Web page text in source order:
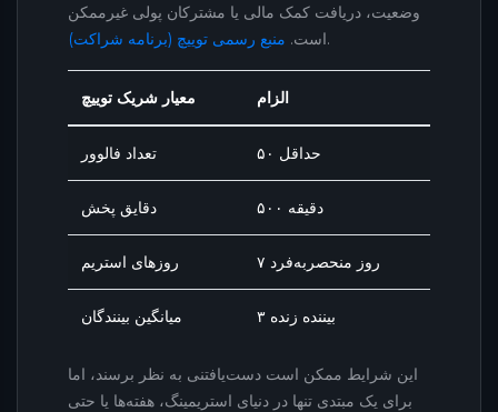
وضعیت، دریافت کمک مالی یا مشترکان پولی غیرممکن
است. منبع رسمی توییچ (برنامه شراکت) .
معیار شریک توییچ الزام
تعداد فالوور حداقل ۵۰
دقایق پخش ۵۰۰ دقیقه
روزهای استریم ۷ روز منحصربه‌فرد
میانگین بینندگان ۳ بیننده زنده
این شرایط ممکن است دست‌یافتنی به نظر برسند، اما
برای یک مبتدی تنها در دنیای استریمینگ، هفته‌ها یا حتی